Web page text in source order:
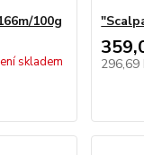
100g
skladem
296,69